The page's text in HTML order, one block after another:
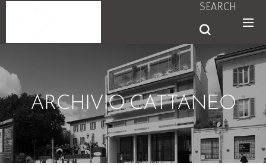
SEARCH
ARCHIVIO CATTANEO